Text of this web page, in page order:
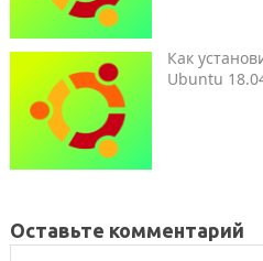
Как
Ubuntu
Оставьте комментарий